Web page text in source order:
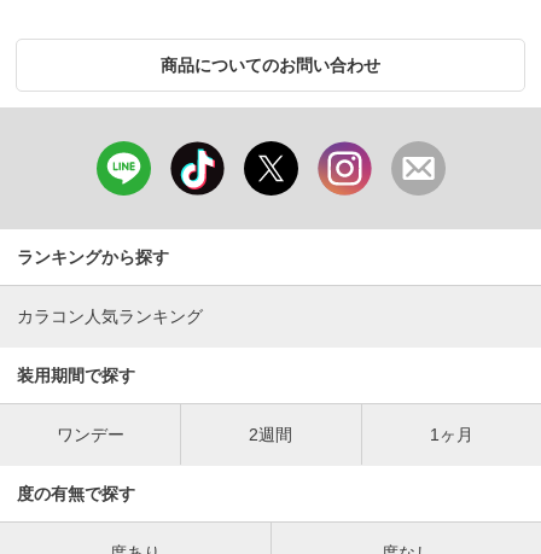
商品についてのお問い合わせ
ランキングから探す
カラコン人気ランキング
装用期間で探す
ワンデー 2週間 1ヶ月
度の有無で探す